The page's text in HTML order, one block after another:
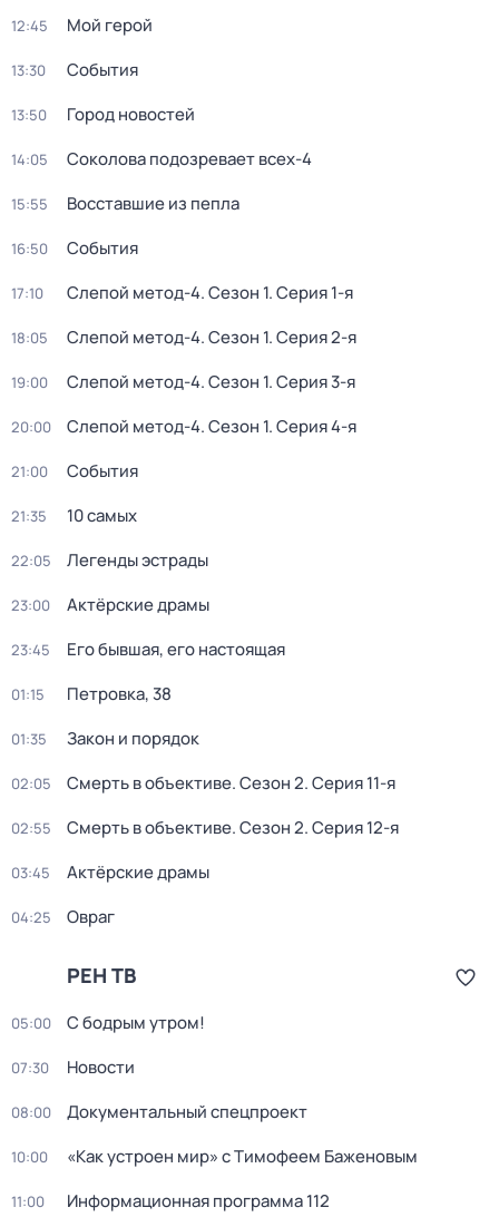
12:45 Мой герой
13:30 События
13:50 Город новостей
14:05 Соколова подозревает всех-4
15:55 Восставшие из пепла
16:50 События
17:10 Слепой метод-4. Сезон 1. Серия 1-я
18:05 Слепой метод-4. Сезон 1. Серия 2-я
19:00 Слепой метод-4. Сезон 1. Серия 3-я
20:00 Слепой метод-4. Сезон 1. Серия 4-я
21:00 События
21:35 10 самых
22:05 Легенды эстрады
23:00 Актёрские драмы
23:45 Его бывшая, его настоящая
01:15 Петровка, 38
01:35 Закон и порядок
02:05 Смерть в объективе. Сезон 2. Серия 11-я
02:55 Смерть в объективе. Сезон 2. Серия 12-я
03:45 Актёрские драмы
04:25 Овраг
РЕН ТВ
05:00 С бодрым утром!
07:30 Новости
08:00 Документальный спецпроект
10:00 «Как устроен мир» с Тимофеем Баженовым
11:00 Информационная программа 112